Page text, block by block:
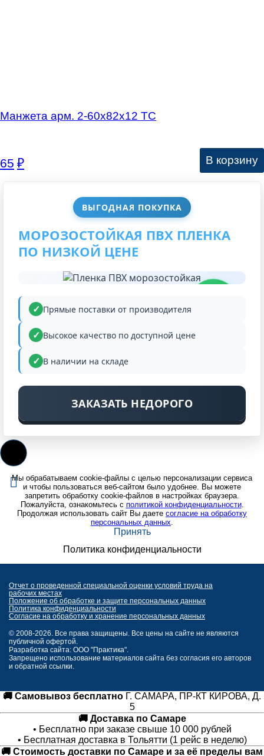
ВЫГОДНАЯ ПОКУПКА
МОРОЗОСТОЙКАЯ ПВХ ПЛЕНКА
ПО НИЗКОЙ ЦЕНЕ
Прямые поставки от производителя
Высокое качество по доступной цене
В наличии на складе
ЗАКАЗАТЬ НЕДОРОГО
Манжета арм. 2-60х82х12 ТC
65 ₽ В корзину
Мы обрабатываем cookie-файлы с целью персонализации сервиса
и чтобы пользоваться веб-сайтом было удобнее. Вы можете
запретить обработку cookie-файлов в настройках браузера.
Пожалуйста, ознакомьтесь с политикой конфиденциальности.
Продолжая использовать сайт Вы даете согласие на обработку
персональных данных.
Принять
Политика конфиденциальности
Отчет о проведенной специальной оценки условий труда на
рабочих местах
Положение об обработке и защите персональных данных
Политика конфиденциальности
Согласие на обработку и хранение персональных данных
© 2008-2026. Все права защищены. Все цены на сайте не являются
публичной офертой.
Разработка сайта: ООО "Практика".
Запрещено использование материалов сайта без согласия его авторов
и обратной ссылки.
🚚 Самовывоз бесплатно Г. САМАРА, ПР-КТ КИРОВА, Д.
5
🚚 Доставка по Самаре
• Бесплатно при заказе свыше 10 000 рублей
• Бесплатная доставка в Тольятти (1 рейс в неделю)
🚚 Стоимость доставки по Самаре и за её пределы вам